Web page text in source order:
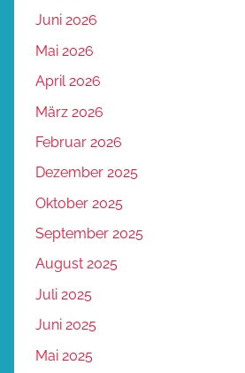
Juni 2026
Mai 2026
April 2026
März 2026
Februar 2026
Dezember 2025
Oktober 2025
September 2025
August 2025
Juli 2025
Juni 2025
Mai 2025